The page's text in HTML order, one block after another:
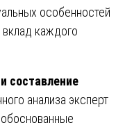
особенностей
вклад каждого
составление
анализа эксперт